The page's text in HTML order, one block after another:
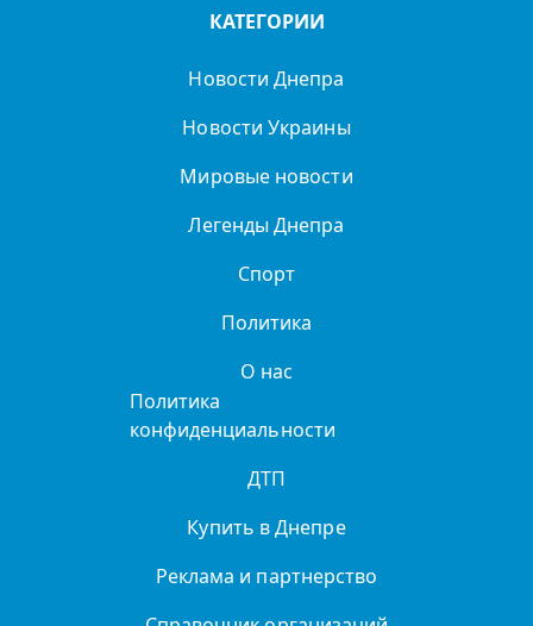
КАТЕГОРИИ
Новости Днепра
Новости Украины
Мировые новости
Легенды Днепра
Спорт
Политика
О нас
Политика
конфиденциальности
ДТП
Купить в Днепре
Реклама и партнерство